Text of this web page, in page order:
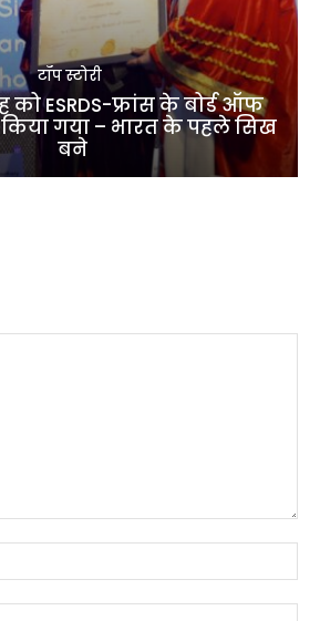
टॉप स्टोरी
को ESRDS-फ्रांस के बोर्ड ऑफ
किया गया – भारत के पहले सिख
बने